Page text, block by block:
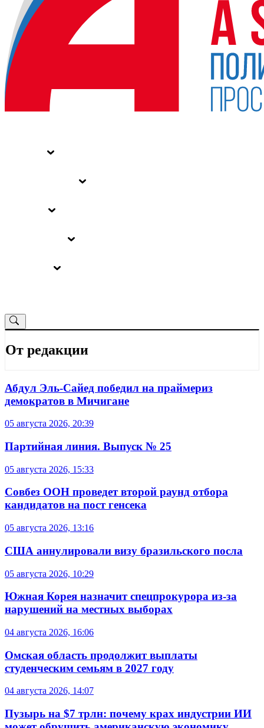
От редакции
Абдул Эль-Сайед победил на праймериз
демократов в Мичигане
05 августа 2026, 20:39
Партийная линия. Выпуск № 25
05 августа 2026, 15:33
Совбез ООН проведет второй раунд отбора
кандидатов на пост генсека
05 августа 2026, 13:16
США аннулировали визу бразильского посла
05 августа 2026, 10:29
Южная Корея назначит спецпрокурора из-за
нарушений на местных выборах
04 августа 2026, 16:06
Омская область продолжит выплаты
студенческим семьям в 2027 году
04 августа 2026, 14:07
Пузырь на $7 трлн: почему крах индустрии ИИ